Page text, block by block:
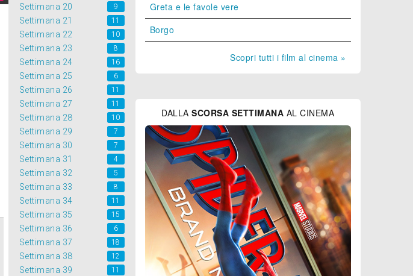
Settimana 20 9
Settimana 21 11
Settimana 22 10
Settimana 23 8
Settimana 24 16
Settimana 25 6
Settimana 26 11
Settimana 27 11
Settimana 28 10
Settimana 29 7
Settimana 30 7
Settimana 31 4
Settimana 32 5
Settimana 33 8
Settimana 34 11
Settimana 35 15
Settimana 36 6
Settimana 37 18
Settimana 38 12
Settimana 39 11
Greta e le favole vere
Borgo
Scopri tutti i film al cinema »
DALLASCORSA SETTIMANA AL CINEMA